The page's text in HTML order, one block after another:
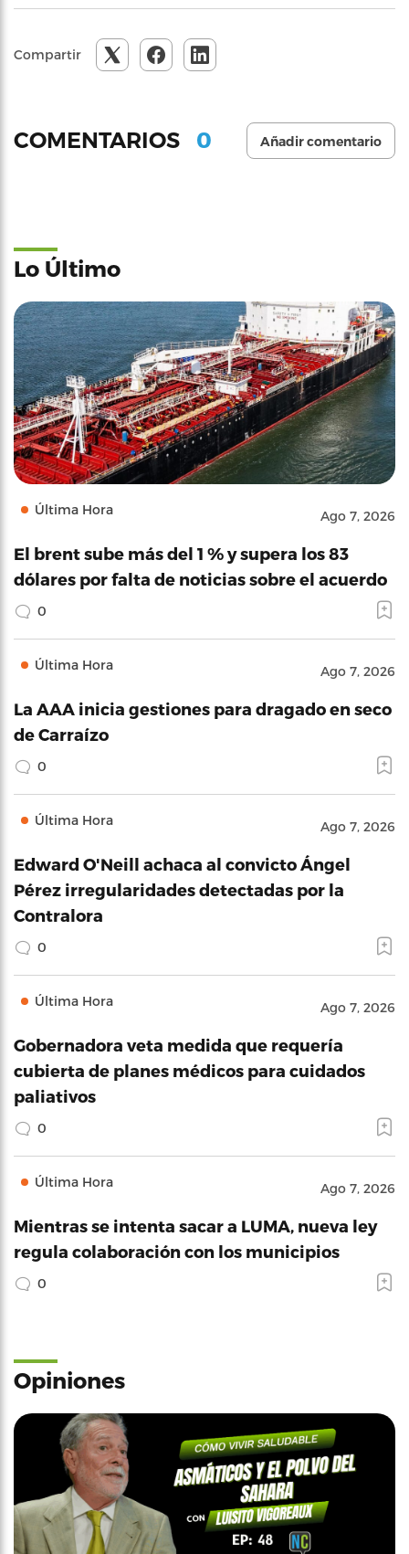
Compartir
COMENTARIOS 0 Añadir comentario
Lo Último
Última Hora Ago 7, 2026
El brent sube más del 1 % y supera los 83
dólares por falta de noticias sobre el acuerdo
0
Última Hora Ago 7, 2026
La AAA inicia gestiones para dragado en seco
de Carraízo
0
Última Hora Ago 7, 2026
Edward O'Neill achaca al convicto Ángel
Pérez irregularidades detectadas por la
Contralora
0
Última Hora Ago 7, 2026
Gobernadora veta medida que requería
cubierta de planes médicos para cuidados
paliativos
0
Última Hora Ago 7, 2026
Mientras se intenta sacar a LUMA, nueva ley
regula colaboración con los municipios
0
Opiniones